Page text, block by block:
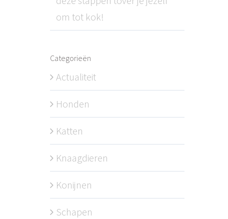
om tot kok!
Categorieën
Actualiteit
Honden
Katten
Knaagdieren
Konijnen
Schapen